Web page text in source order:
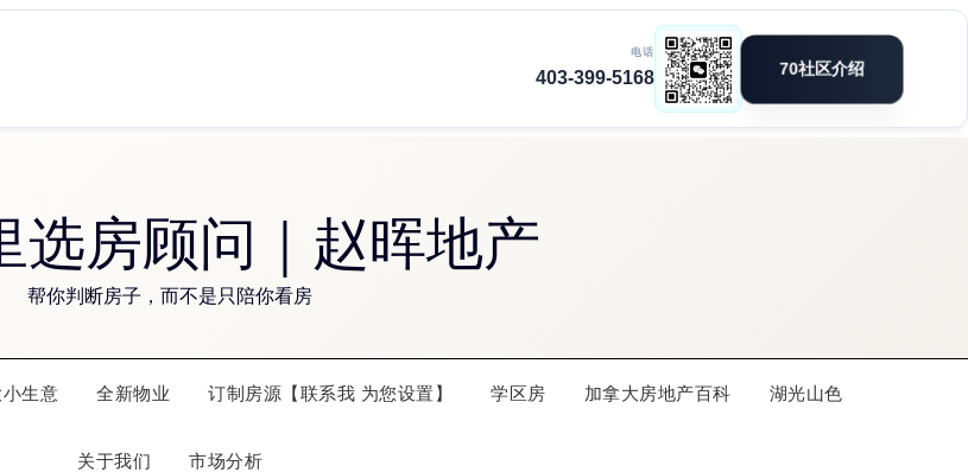
选房顾问｜赵晖地产
帮你判断房子，而不是只陪你看房
小生意 全新物业 订制房源【联系我 为您设置】 学区房 加拿大房地产百科 湖光山色
关于我们 市场分析